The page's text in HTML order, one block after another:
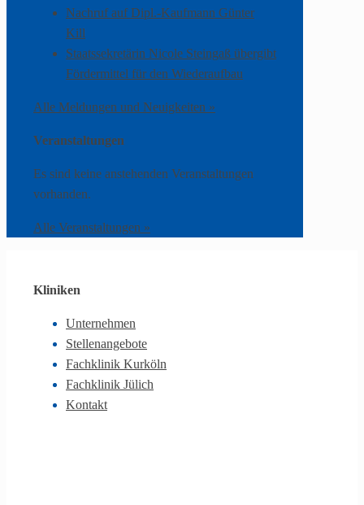
Nachruf auf Dipl.-Kaufmann Günter
Kill
Staatssekretärin Nicole Steingaß übergibt
Fördermittel für den Wiederaufbau
Alle Meldungen und Neuigkeiten »
Veranstaltungen
Es sind keine anstehenden Veranstaltungen
vorhanden.
Alle Veranstaltungen »
Kliniken
Unternehmen
Stellenangebote
Fachklinik Kurköln
Fachklinik Jülich
Kontakt